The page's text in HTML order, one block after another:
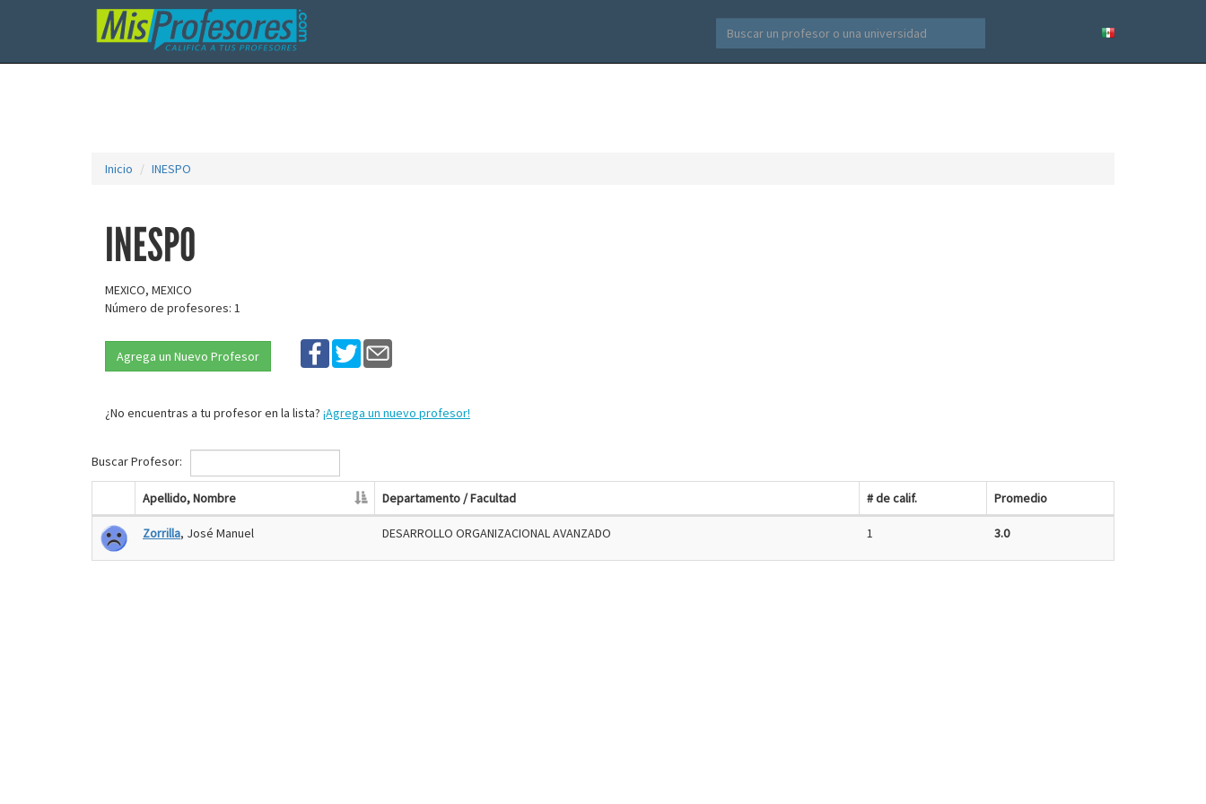
Inicio INESPO
INESPO
MEXICO, MEXICO
Número de profesores: 1
Agrega un Nuevo Profesor
¿No encuentras a tu profesor en la lista? ¡Agrega un nuevo profesor!
Buscar Profesor:
Apellido, Nombre Departamento / Facultad # de calif. Promedio
Zorrilla, José Manuel DESARROLLO ORGANIZACIONAL AVANZADO 1 3.0